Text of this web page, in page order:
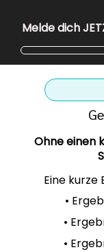
Melde dich
Ohne einen
Eine
•
•
•